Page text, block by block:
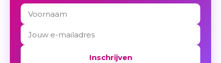
Inschrijven